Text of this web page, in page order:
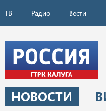
ТВ Радио Вести
НОВОСТИ